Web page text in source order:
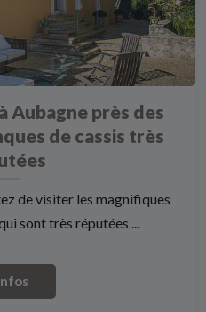
Aubagne près des
de cassis très
de visiter les magnifiques
sont très réputées ...